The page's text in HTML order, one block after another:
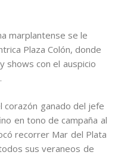
marplantense se le
Plaza Colón, donde
shows con el auspicio
corazón ganado del jefe
en tono de campaña al
recorrer Mar del Plata
sus veraneos de